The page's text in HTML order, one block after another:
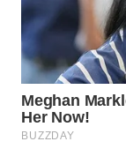
ID
MAWAKA
ID
MARTABAT
NET